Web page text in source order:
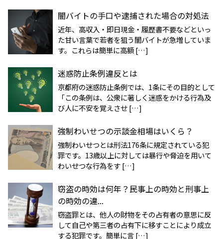
闇バイトの手口や逮捕された場合の対処法
近年、高収入・即日現金・履歴書不要などといっ
た甘い言葉で若者を狙う闇バイトが急増していま
す。これらは簡単に高額 […]
迷惑防止条例違反とは
京都府の迷惑防止条例では、1条にその目的として
「この条例は、公衆に著しく迷惑をかける行為及
び人に不安を覚えさせ […]
強制わいせつの示談金相場はいくら？
強制わいせつとは刑法176条に規定されている犯
罪です。13歳以上に対しては暴行や脅迫を用いて
わいせつな行為をす […]
窃盗の時効は何年？民事上の時効と刑事上
の時効の違...
窃盗罪とは、他人の財物をその占有者の意思に反
して自己や第三者の占有下に移すことにより成立
する犯罪です。簡単に言 […]